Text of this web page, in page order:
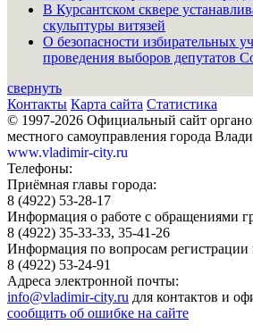
В Курсантском сквере
скульптуры витязей
О безопасности избирательных
проведения выборов депутатов
свернуть
Контакты Карта сайта Статистика
© 1997-2026 Официальный сайт
местного самоуправления города
www.vladimir-city.ru
Телефоны:
Приёмная главы города:
8 (4922) 53-28-17
Информация о работе с обращениями
8 (4922) 35-33-33, 35-41-26
Информация по вопросам регистрации
8 (4922) 53-24-91
Адреса электронной почты:
info@vladimir-city.ru для контактов и
сообщить об ошибке на сайте